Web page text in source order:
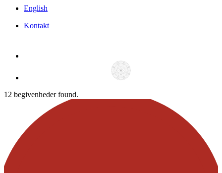
English
Kontakt
12 begivenheder found.